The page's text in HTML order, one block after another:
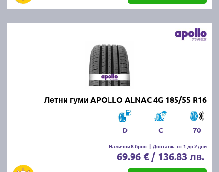
Летни гуми APOLLO ALNAC 4G 185/55 R16
D C 70
Налични 8 броя | Доставка от 1 до 2 дни
69.96 € / 136.83 лв.